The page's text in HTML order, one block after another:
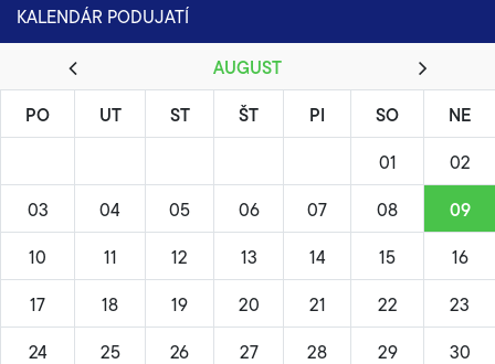
KALENDÁR PODUJATÍ
AUGUST
PO UT ST ŠT PI SO NE
01 02
03 04 05 06 07 08 09
10 11 12 13 14 15 16
17 18 19 20 21 22 23
24 25 26 27 28 29 30